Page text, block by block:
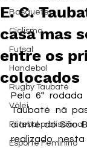
Basquete
Ciclismo
Futsal
Handebol
Rugby Taubaté
Vôlei
Futebol profissional
Esporte Feminino
E. C.
casa mas
entre os
colocados
Pela 6ª rodada
Taubaté nã
diante do São
realizado